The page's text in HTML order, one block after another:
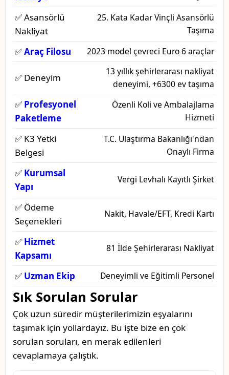
✅ Asansörlü
Nakliyat
25. Kata Kadar Vinçli Asansörlü
Taşıma
✅Araç Filosu 2023 model çevreci Euro 6 araçlar
✅ Deneyim
13 yıllık şehirlerarası nakliyat
deneyimi, +6300 ev taşıma
✅ Profesyonel
Paketleme
Özenli Koli ve Ambalajlama
Hizmeti
✅ K3 Yetki
Belgesi
T.C. Ulaştırma Bakanlığı'ndan
Onaylı Firma
✅ Kurumsal
Yapı
Vergi Levhalı Kayıtlı Şirket
✅ Ödeme
Seçenekleri
Nakit, Havale/EFT, Kredi Kartı
✅ Hizmet
Kapsamı
81 İlde Şehirlerarası Nakliyat
✅ Uzman Ekip Deneyimli ve Eğitimli Personel
Sık Sorulan Sorular
Çok uzun süredir müşterilerimizin eşyalarını
taşımak için yollardayız. Bu işte bize en çok
sorulan soruları, en merak edilenleri
cevaplamaya çalıştık.